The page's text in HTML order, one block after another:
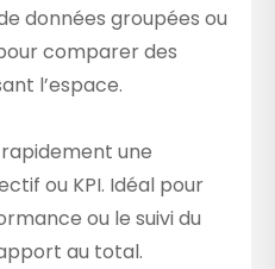
données groupées ou
comparer des
l’espace.
une
ou KPI. Idéal pour
ou le suivi du
au total.